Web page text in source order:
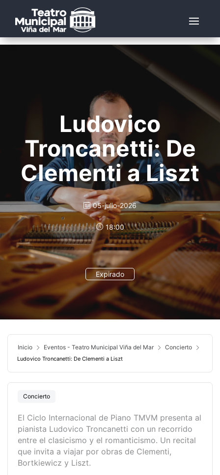
Ludovico
Troncanetti: De
Clementi a Liszt
05-julio-2026
Expirado
18:00
Inicio Eventos - Teatro Municipal Viña del Mar Concierto
Ludovico Troncanetti: De Clementi a Liszt
Concierto
El Ciclo Internacional de Piano TMVM presenta al
pianista Ludovico Troncanetti con un recorrido
entre el clasicismo y el romanticismo. Un recital
que invita a viajar por obras de Clementi,
Bortkiewicz y Liszt.